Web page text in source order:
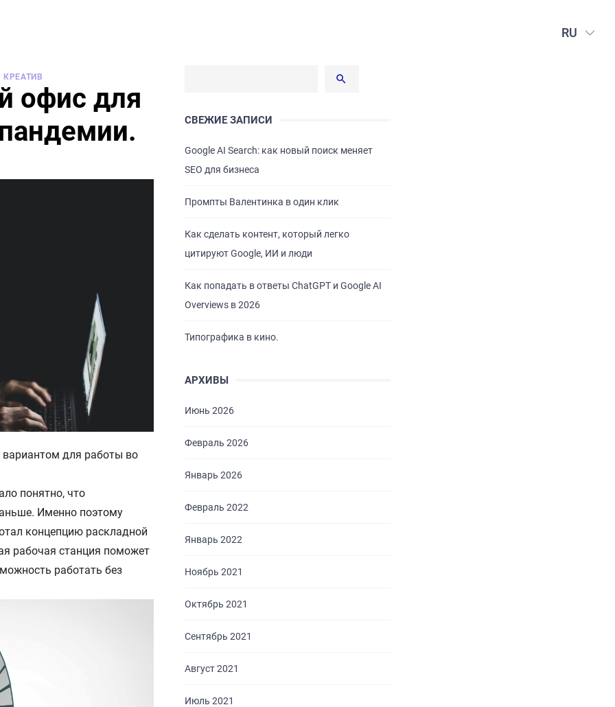
RU
КРЕАТИВ
офис для
для работы во
понятно, что
Именно поэтому
концепцию раскладной
рабочая станция поможет
работать без
СВЕЖИЕ ЗАПИСИ
Google AI Search: как новый поиск меняет
SEO для бизнеса
Промпты Валентинка в один клик
Как сделать контент, который легко
цитируют Google, ИИ и люди
Как попадать в ответы ChatGPT и Google AI
Overviews в 2026
Типографика в кино.
АРХИВЫ
Июнь 2026
Февраль 2026
Январь 2026
Февраль 2022
Январь 2022
Ноябрь 2021
Октябрь 2021
Сентябрь 2021
Август 2021
Июль 2021